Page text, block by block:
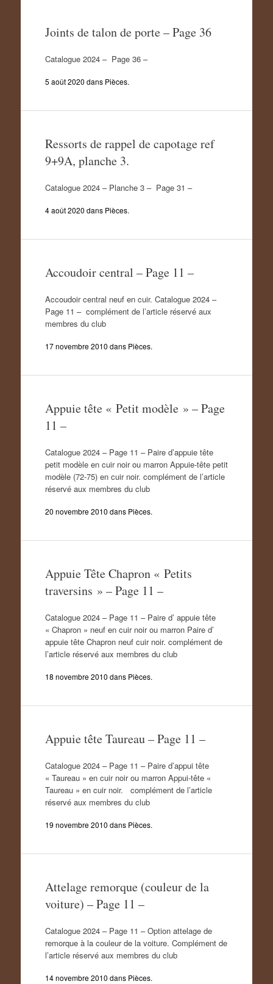
Joints de talon de porte – Page 36
Catalogue 2024 – Page 36 –
5 août 2020 dans Pièces.
Ressorts de rappel de capotage ref
9+9A, planche 3.
Catalogue 2024 – Planche 3 – Page 31 –
4 août 2020 dans Pièces.
Accoudoir central – Page 11 –
Accoudoir central neuf en cuir. Catalogue 2024 –
Page 11 – complément de l’article réservé aux
membres du club
17 novembre 2010 dans Pièces.
Appuie tête « Petit modèle » – Page
11 –
Catalogue 2024 – Page 11 – Paire d’appuie tête
petit modèle en cuir noir ou marron Appuie-tête petit
modèle (72-75) en cuir noir. complément de l’article
réservé aux membres du club
20 novembre 2010 dans Pièces.
Appuie Tête Chapron « Petits
traversins » – Page 11 –
Catalogue 2024 – Page 11 – Paire d’ appuie tête
« Chapron » neuf en cuir noir ou marron Paire d’
appuie tête Chapron neuf cuir noir. complément de
l’article réservé aux membres du club
18 novembre 2010 dans Pièces.
Appuie tête Taureau – Page 11 –
Catalogue 2024 – Page 11 – Paire d’appui tête
« Taureau » en cuir noir ou marron Appui-tête «
Taureau » en cuir noir. complément de l’article
réservé aux membres du club
19 novembre 2010 dans Pièces.
Attelage remorque (couleur de la
voiture) – Page 11 –
Catalogue 2024 – Page 11 – Option attelage de
remorque à la couleur de la voiture. Complément de
l’article réservé aux membres du club
14 novembre 2010 dans Pièces.